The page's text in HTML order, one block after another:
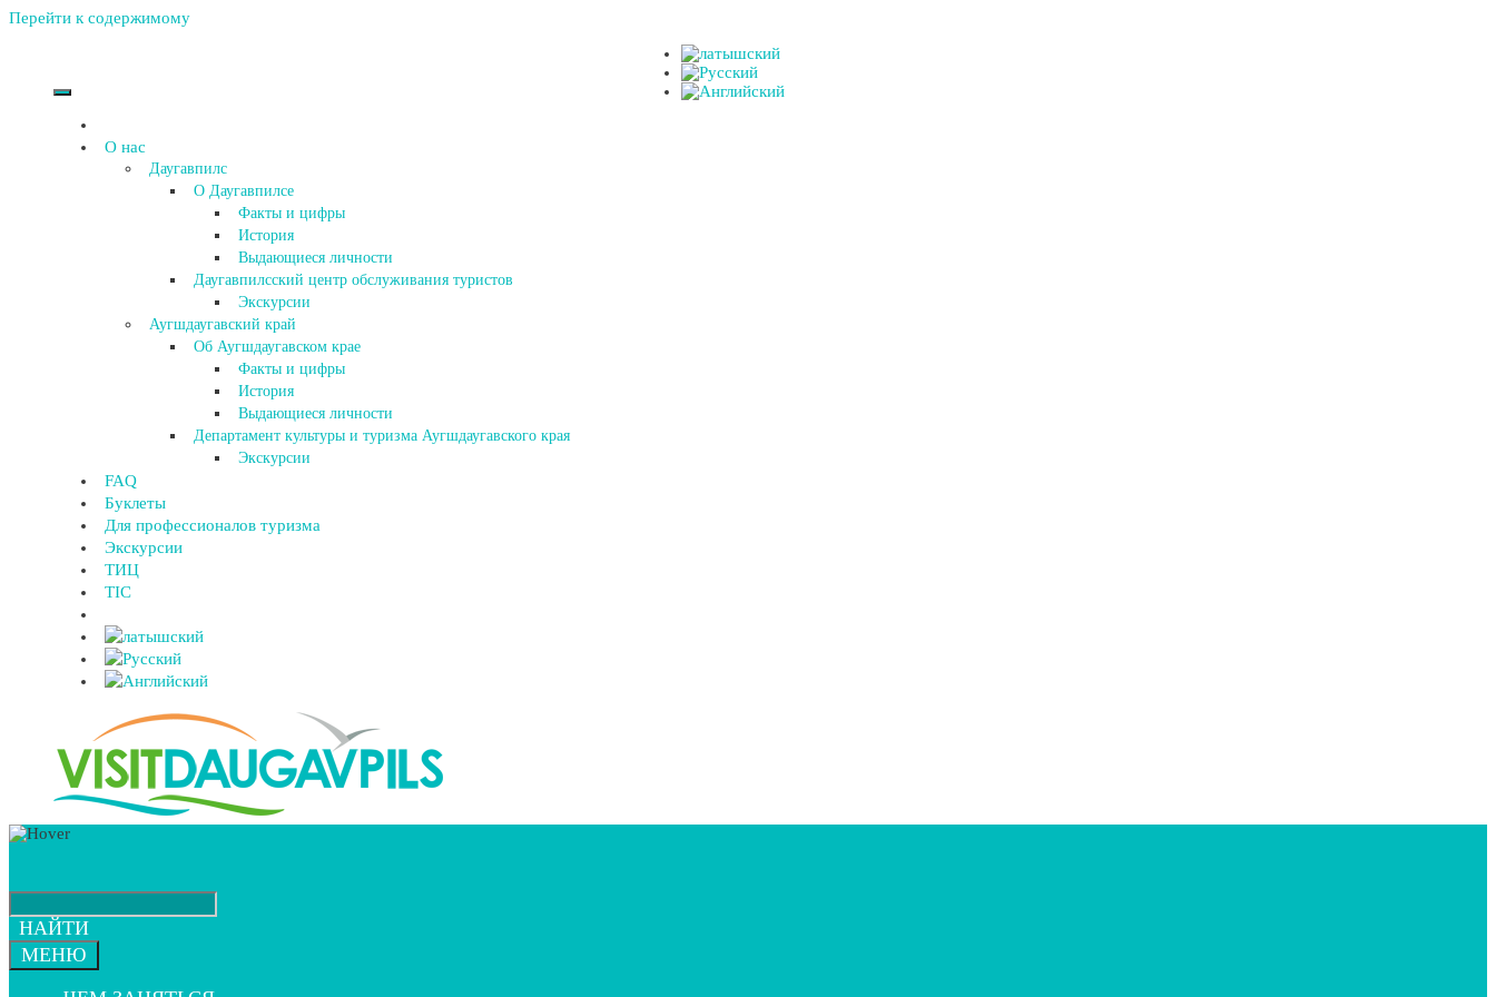
Перейти к содержимому
О нас
Даугавпилс
О Даугавпилсе
Факты и цифры
История
Выдающиеся личности
Даугавпилсский центр обслуживания туристов
Экскурсии
Аугшдаугавский край
Об Аугшдаугавском крае
Факты и цифры
История
Выдающиеся личности
Департамент культуры и туризма Аугшдаугавского края
Экскурсии
FAQ
Буклеты
Для профессионалов туризма
Экскурсии
ТИЦ
TIC
НАЙТИ
МЕНЮ